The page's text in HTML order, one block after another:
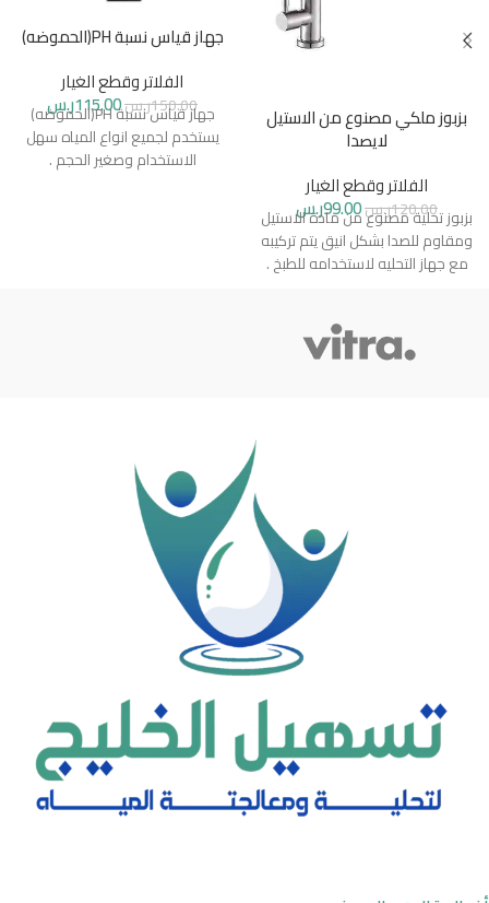
بزبوز ملكي مصنوع من الاستيل
لايصدا
الفلاتر وقطع الغيار
120.00ر.س99.00ر.س
بزبوز تحلية مصنوع من مادة الاستيل
ومقاوم للصدا بشكل انيق يتم تركيبه
مع جهاز التحليه لاستخدامه للطبخ .
جهاز قياس نسبة PH(الحموضه)
الفلاتر وقطع الغيار
150.00ر.س115.00ر.س
جهاز قياس نسبة PH(الحموضه)
يستخدم لجميع انواع المياه سهل
الاستخدام وصغير الحجم .